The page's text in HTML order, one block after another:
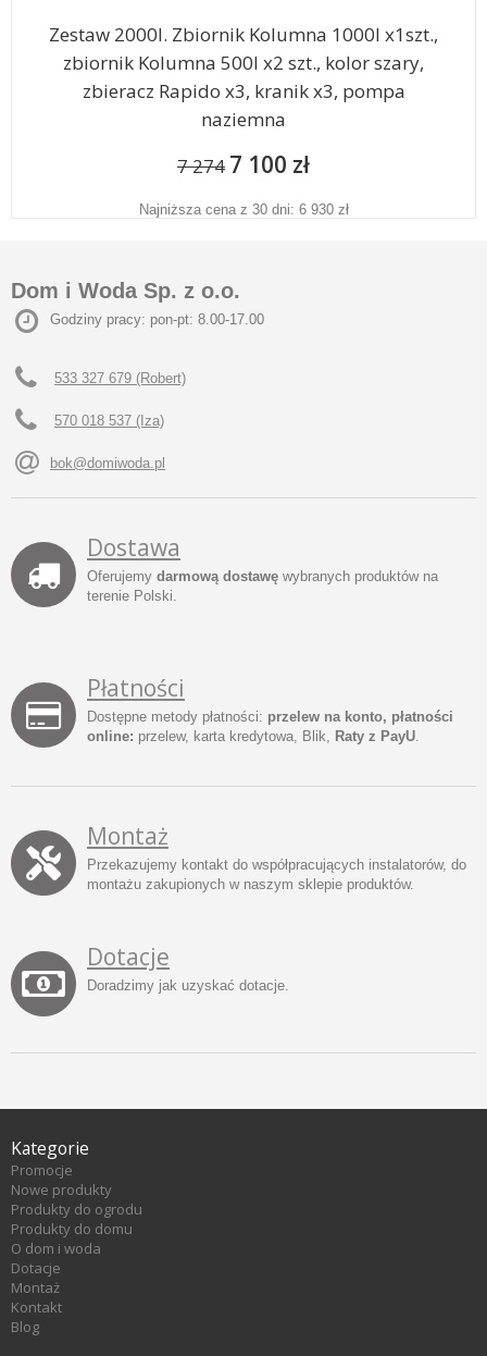
Zestaw 2000l. Zbiornik Kolumna 1000l x1szt.,
zbiornik Kolumna 500l x2 szt., kolor szary,
zbieracz Rapido x3, kranik x3, pompa
naziemna
7 274 7 100 zł
Najniższa cena z 30 dni: 6 930 zł
Dom i Woda Sp. z o.o.
Godziny pracy: pon-pt: 8.00-17.00
533 327 679 (Robert)
570 018 537 (Iza)
bok@domiwoda.pl
Dostawa
Oferujemy darmową dostawę wybranych produktów na
terenie Polski.
Płatności
Dostępne metody płatności: przelew na konto, płatności
online: przelew, karta kredytowa, Blik, Raty z PayU.
Montaż
Przekazujemy kontakt do współpracujących instalatorów, do
montażu zakupionych w naszym sklepie produktów.
Dotacje
Doradzimy jak uzyskać dotacje.
Kategorie
Promocje
Nowe produkty
Produkty do ogrodu
Produkty do domu
O dom i woda
Dotacje
Montaż
Kontakt
Blog